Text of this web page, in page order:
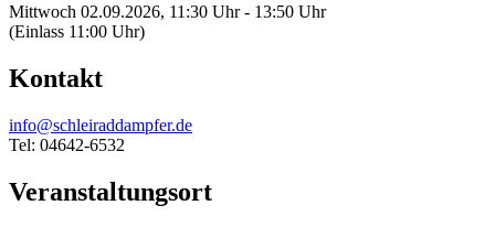
Mittwoch 02.09.2026, 11:30 Uhr - 13:50 Uhr
(Einlass 11:00 Uhr)
Kontakt
info@schleiraddampfer.de
Tel: 04642-6532
Veranstaltungsort